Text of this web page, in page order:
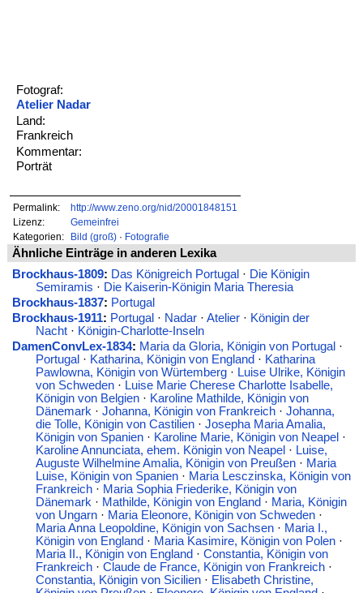
Fotograf:
Atelier Nadar
Land:
Frankreich
Kommentar:
Porträt
Permalink:
http://www.zeno.org/nid/20001848151
Lizenz:
Gemeinfrei
Kategorien:
Bild (groß)· Fotografie
Ähnliche Einträge in anderen Lexika
Brockhaus-1809: Das Königreich Portugal · Die Königin
Semiramis · Die Kaiserin-Königin Maria Theresia
Brockhaus-1837: Portugal
Brockhaus-1911: Portugal · Nadar· Atelier· Königin der
Nacht· Königin-Charlotte-Inseln
DamenConvLex-1834: Maria da Gloria, Königin von Portugal ·
Portugal · Katharina, Königin von England · Katharina
Pawlowna, Königin von Würtemberg· Luise Ulrike, Königin
von Schweden· Luise Marie Cherese Charlotte Isabelle,
Königin von Belgien· Karoline Mathilde, Königin von
Dänemark · Johanna, Königin von Frankreich· Johanna,
die Tolle, Königin von Castilien· Josepha Maria Amalia,
Königin von Spanien· Karoline Marie, Königin von Neapel ·
Karoline Annunciata, ehem. Königin von Neapel · Luise,
Auguste Wilhelmine Amalia, Königin von Preußen· Maria
Luise, Königin von Spanien· Maria Lesczinska, Königin von
Frankreich· Maria Sophia Friederike, Königin von
Dänemark · Mathilde, Königin von England · Maria, Königin
von Ungarn· Maria Eleonore, Königin von Schweden·
Maria Anna Leopoldine, Königin von Sachsen· Maria I.,
Königin von England · Maria Kasimire, Königin von Polen·
Maria II., Königin von England · Constantia, Königin von
Frankreich· Claude de France, Königin von Frankreich·
Constantia, Königin von Sicilien· Elisabeth Christine,